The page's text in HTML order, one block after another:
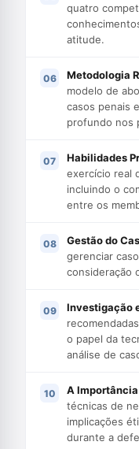
quatro
atitude.
Metodologia
modelo de
casos penais
profundo nos
Habilidades
exercício real
incluindo o
entre os
Gestão do
gerenciar
consideração
Investigação
o papel da
análise de
A
técnicas de
implicações
durante a